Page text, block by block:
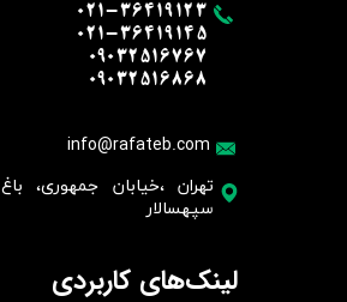
021-36419123
​​​​​​​021-36419145
09032516767
09032516868
info@rafateb.com
تهران ،خیابان جمهوری، باغ
سپهسالار
لینک‌های کاربردی